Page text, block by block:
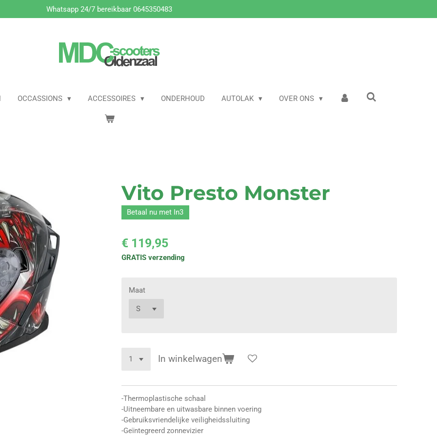
Whatsapp 24/7 bereikbaar 0645350483
OCCASSIONS ACCESSOIRES ONDERHOUD AUTOLAK OVER ONS
Vito Presto Monster
Betaal nu met In3
€ 119,95
GRATIS verzending
Maat
In winkelwagen
-Thermoplastische schaal
-Uitneembare en uitwasbare binnen voering
-Gebruiksvriendelijke veiligheidssluiting
-Geïntegreerd zonnevizier